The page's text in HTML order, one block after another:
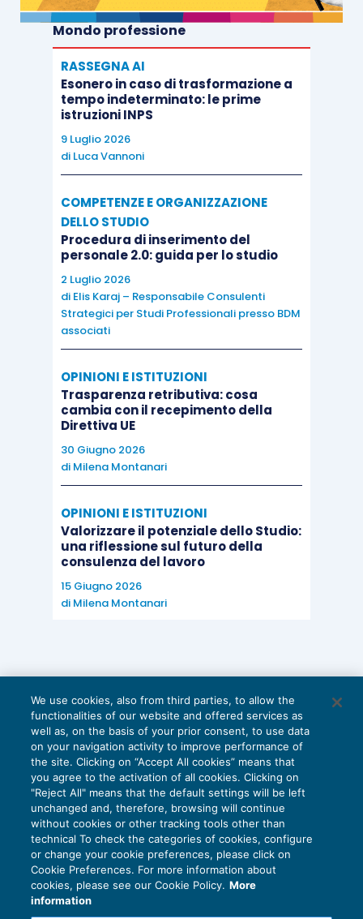
Mondo professione
RASSEGNA AI
Esonero in caso di trasformazione a
tempo indeterminato: le prime
istruzioni INPS
9 Luglio 2026
di Luca Vannoni
COMPETENZE E ORGANIZZAZIONE
DELLO STUDIO
Procedura di inserimento del
personale 2.0: guida per lo studio
2 Luglio 2026
di Elis Karaj – Responsabile Consulenti
Strategici per Studi Professionali presso BDM
associati
OPINIONI E ISTITUZIONI
Trasparenza retributiva: cosa
cambia con il recepimento della
Direttiva UE
30 Giugno 2026
di Milena Montanari
OPINIONI E ISTITUZIONI
Valorizzare il potenziale dello Studio:
una riflessione sul futuro della
consulenza del lavoro
15 Giugno 2026
di Milena Montanari
Privacy Policy
Cookie Policy
We use cookies, also from third parties, to allow the
functionalities of our website and offered services as
well as, on the basis of your prior consent, to use data
on your navigation activity to improve performance of
the site. Clicking on “Accept All cookies” means that
you agree to the activation of all cookies. Clicking on
"Reject All" means that the default settings will be left
unchanged and, therefore, browsing will continue
without cookies or other tracking tools other than
technical To check the categories of cookies, configure
or change your cookie preferences, please click on
Cookie Preferences. For more information about
cookies, please see our Cookie Policy. More
information